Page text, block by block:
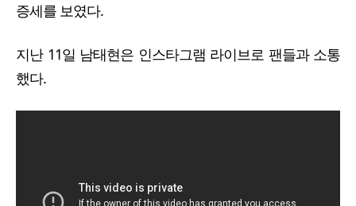
증세를 보였다.
지난 11일 남태현은 인스타그램 라이브로 팬들과 소통
했다.